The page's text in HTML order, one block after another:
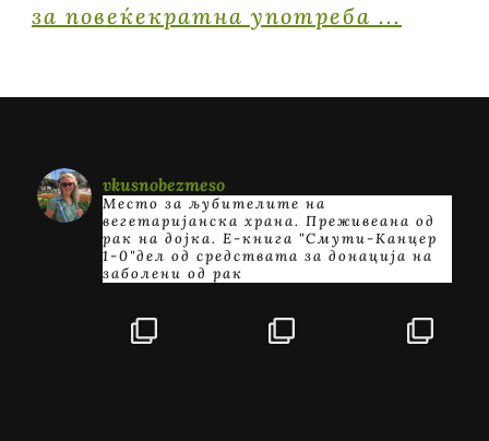
vkusnobezmeso
Место за љубителите на
вегетаријанска храна. Преживеана од
рак на дојка. E-книга "Смути-Канцер
1-0"дел од средствата за донација на
заболени од рак